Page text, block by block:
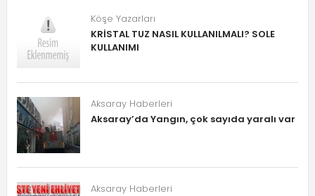
Köşe Yazarları
KRİSTAL TUZ NASIL KULLANILMALI? SOLE
KULLANIMI
Aksaray Haberleri
Aksaray’da Yangın, çok sayıda yaralı var
Aksaray Haberleri